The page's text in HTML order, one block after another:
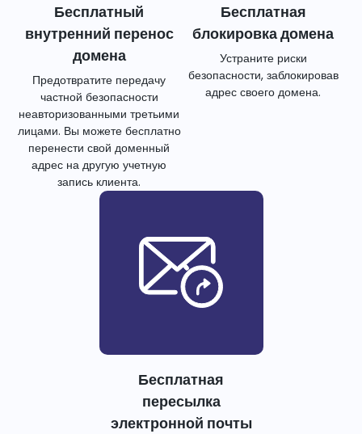
Бесплатный
внутренний перенос
домена
Предотвратите передачу
частной безопасности
неавторизованными третьими
лицами. Вы можете бесплатно
перенести свой доменный
адрес на другую учетную
запись клиента.
Бесплатная
блокировка домена
Устраните риски
безопасности, заблокировав
адрес своего домена.
Бесплатная
пересылка
электронной почты